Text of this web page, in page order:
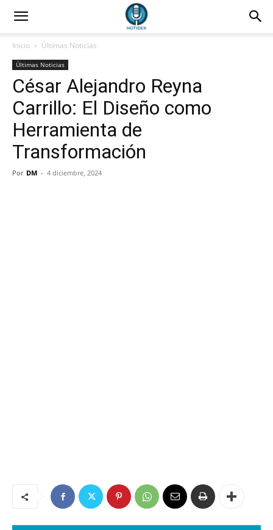
Inicio Últimas Noticias
Últimas Noticias
César Alejandro Reyna
Carrillo: El Diseño como
Herramienta de
Transformación
Por DM - 4 diciembre, 2024